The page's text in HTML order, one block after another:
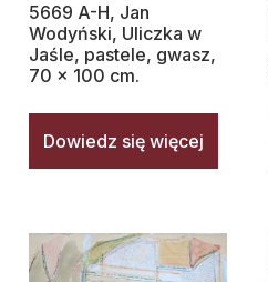
5669 A-H, Jan
Wodyński, Uliczka w
Jaśle, pastele, gwasz,
70 x 100 cm.
Dowiedz się więcej